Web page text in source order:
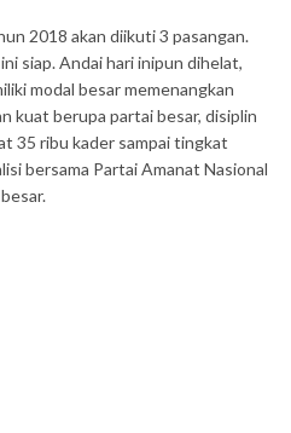
2018 akan diikuti 3 pasangan.
siap. Andai hari inipun dihelat,
modal besar memenangkan
kuat berupa partai besar, disiplin
35 ribu kader sampai tingkat
bersama Partai Amanat Nasional